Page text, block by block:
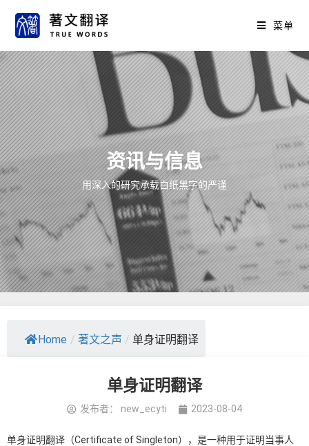
菜单
资讯与信息
用深入的研究承载白纸黑字的严谨
Home / 著文之声 / 单身证明翻译
单身证明翻译
发布者： new_ecyti 2023-08-04
单身证明翻译（Certificate of Singleton），是一种用于证明当事人